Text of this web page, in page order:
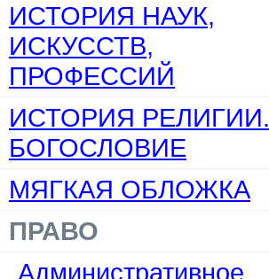
ИСТОРИЯ НАУК,
ИСКУССТВ,
ПРОФЕССИЙ
ИСТОРИЯ РЕЛИГИИ.
БОГОСЛОВИЕ
МЯГКАЯ ОБЛОЖКА
ПРАВО
Административное